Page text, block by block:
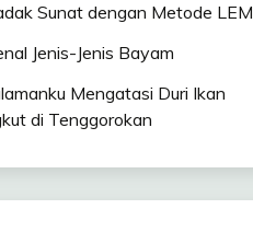
Sunat dengan Metode LEM
Jenis-Jenis Bayam
Mengatasi Duri Ikan
di Tenggorokan